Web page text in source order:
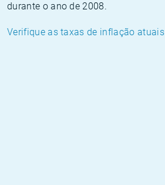
durante o ano de 2008.
Verifique as taxas de inflação atuais